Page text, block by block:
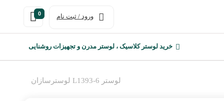
0 ورود / ثبت نام
خرید لوستر کلاسیک ، لوستر مدرن و تجهیزات روشنایی
لوستر L1393-6 لوسترسازان